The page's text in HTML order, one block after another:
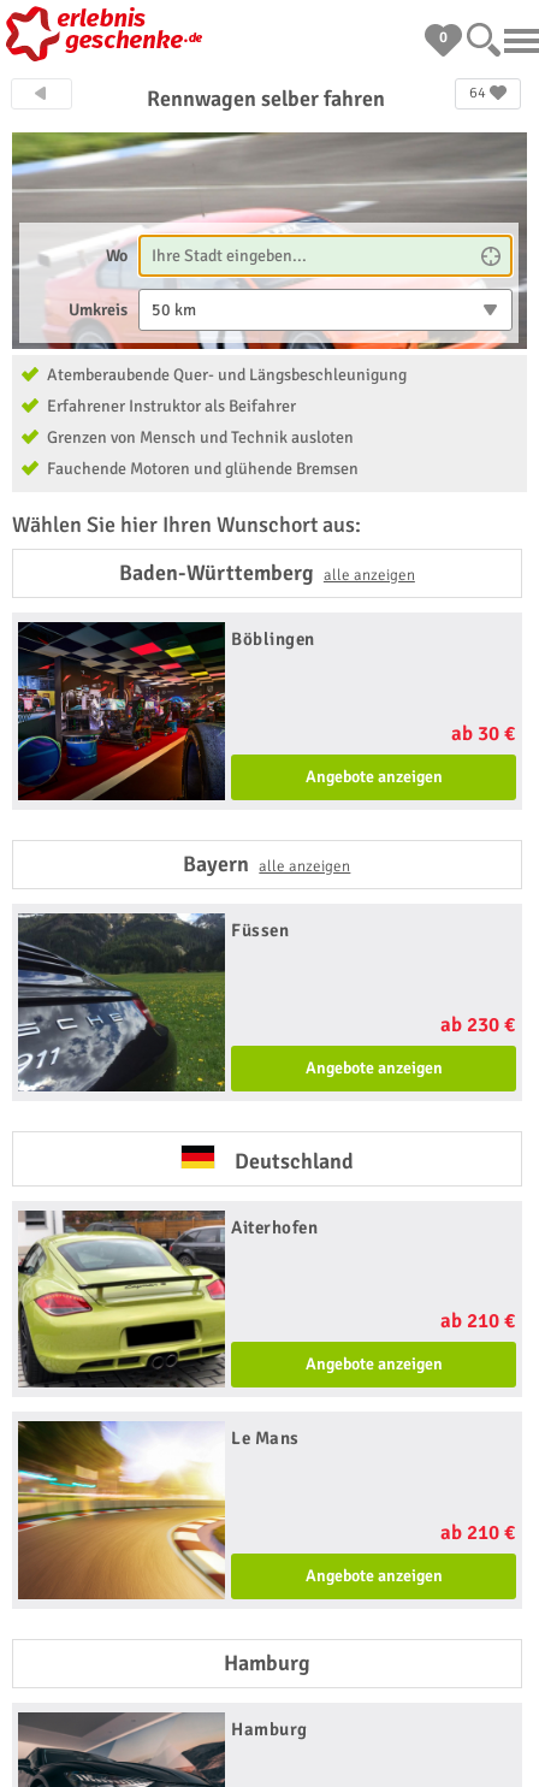
0
64
Rennwagen selber fahren
Wo
Umkreis 50 km
Atemberaubende Quer- und Längsbeschleunigung
Erfahrener Instruktor als Beifahrer
Grenzen von Mensch und Technik ausloten
Fauchende Motoren und glühende Bremsen
Wählen Sie hier Ihren Wunschort aus:
Baden-Württemberg alle anzeigen
Böblingen
ab 30 €
Angebote anzeigen
Bayernalle anzeigen
Füssen
ab 230 €
Angebote anzeigen
Deutschland
Aiterhofen
ab 210 €
Angebote anzeigen
Le Mans
ab 210 €
Angebote anzeigen
Hamburg
Hamburg